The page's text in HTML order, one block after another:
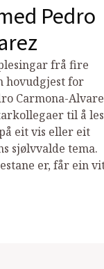
Pedro
frå fire
hovudgjest for
Carmona-
til å
eit vis eller eit
sjølvvalde tema.
er, får ein